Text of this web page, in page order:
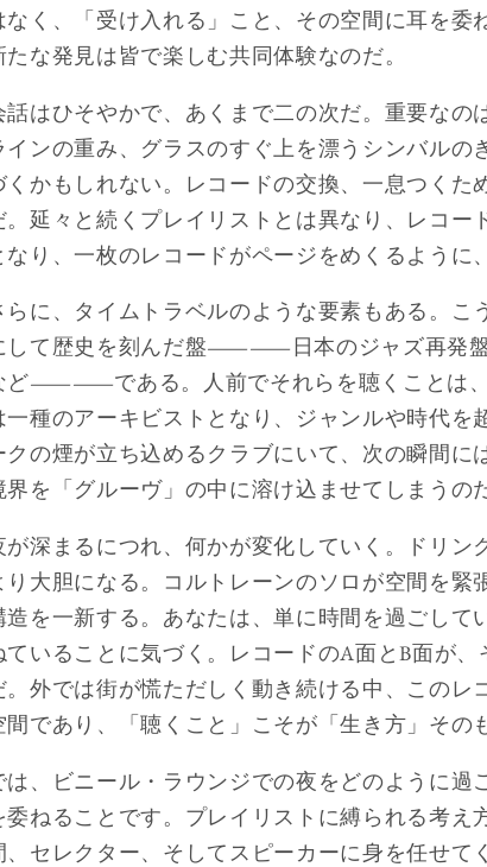
なく、「受け入れる」こと、その空間に耳を委
たな発見は皆で楽しむ共同体験なのだ。
話はひそやかで、あくまで二の次だ。重要
インの重み、グラスのすぐ上を漂うシンバル
くかもしれない。レコードの交換、一息つく
。延々と続くプレイリストとは異なり、レコ
なり、一枚のレコードがページをめくるように
らに、タイムトラベルのような要素もある。こ
して歴史を刻んだ盤――日本のジャズ再発盤
ど――である。人前でそれらを聴くことは、
一種のアーキビストとなり、ジャンルや時代を
クの煙が立ち込めるクラブにいて、次の瞬間
界を「グルーヴ」の中に溶け込ませてしまうのだ
が深まるにつれ、何かが変化していく。ドリ
り大胆になる。コルトレーンのソロが空間を
造を一新する。あなたは、単に時間を過ごし
ていることに気づく。レコードのA面とB面が
。外では街が慌ただしく動き続ける中、この
間であり、「聴くこと」こそが「生き方」その
は、ビニール・ラウンジでの夜をどのように
委ねることです。プレイリストに縛られる考
、セレクター、そしてスピーカーに身を任せて